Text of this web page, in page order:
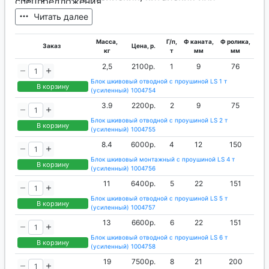
европейских производителей.
Читать далее
Заказ
Масса,
кг
Цена, р.
Г/п,
т
Ф каната,
мм
Ф ролика,
мм
В корзину
2,5 2100р. 1 9 76
Блок шкивовый отводной с проушиной LS 1 т
(усиленный) 1004754
В корзину
3.9 2200р. 2 9 75
Блок шкивовый отводной с проушиной LS 2 т
(усиленный) 1004755
В корзину
8.4 6000р. 4 12 150
Блок шкивовый монтажный с проушиной LS 4 т
(усиленный) 1004756
В корзину
11 6400р. 5 22 151
Блок шкивовый отводной с проушиной LS 5 т
(усиленный) 1004757
В корзину
13 6600р. 6 22 151
Блок шкивовый отводной с проушиной LS 6 т
(усиленный) 1004758
19 7500р. 8 21 200